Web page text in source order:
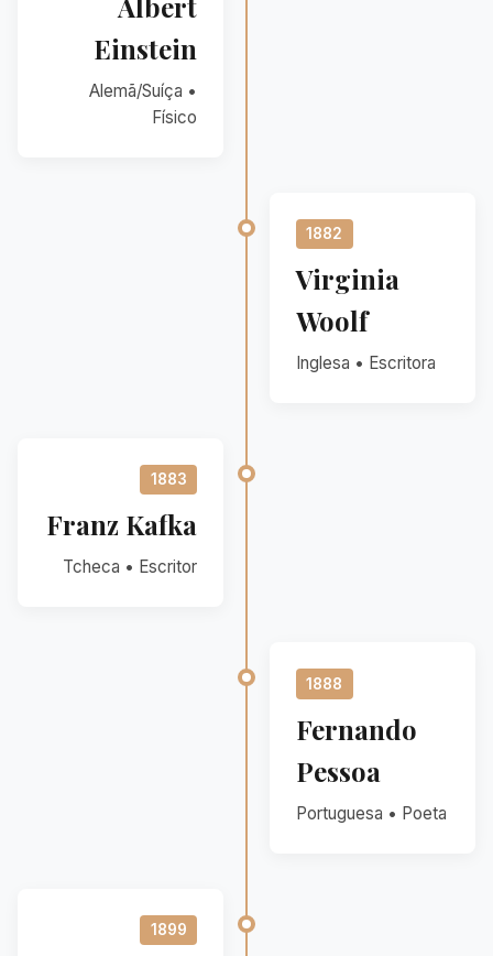
Einstein
Alemã/Suíça •
Físico
1882
Virginia
Woolf
Inglesa • Escritora
1883
Franz Kafka
Tcheca • Escritor
1888
Fernando
Pessoa
Portuguesa • Poeta
1899